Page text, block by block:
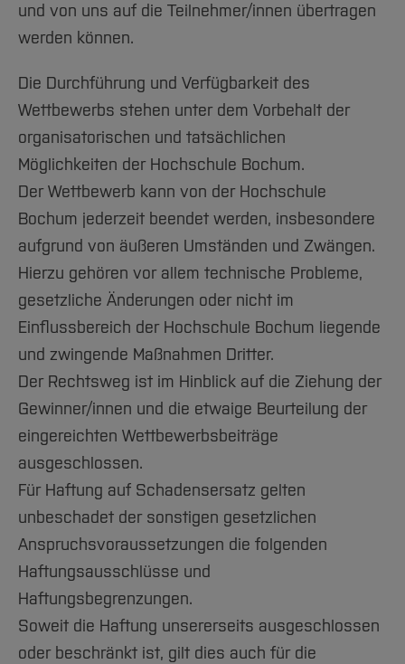
und von uns auf die Teilnehmer/innen übertragen
werden können.
Die Durchführung und Verfügbarkeit des
Wettbewerbs stehen unter dem Vorbehalt der
organisatorischen und tatsächlichen
Möglichkeiten der Hochschule Bochum.
Der Wettbewerb kann von der Hochschule
Bochum jederzeit beendet werden, insbesondere
aufgrund von äußeren Umständen und Zwängen.
Hierzu gehören vor allem technische Probleme,
gesetzliche Änderungen oder nicht im
Einflussbereich der Hochschule Bochum liegende
und zwingende Maßnahmen Dritter.
Der Rechtsweg ist im Hinblick auf die Ziehung der
Gewinner/innen und die etwaige Beurteilung der
eingereichten Wettbewerbsbeiträge
ausgeschlossen.
Für Haftung auf Schadensersatz gelten
unbeschadet der sonstigen gesetzlichen
Anspruchsvoraussetzungen die folgenden
Haftungsausschlüsse und
Haftungsbegrenzungen.
Soweit die Haftung unsererseits ausgeschlossen
oder beschränkt ist, gilt dies auch für die